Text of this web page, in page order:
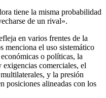
tiene la misma probabilidad
de un rival».
en varios frentes de la
menciona el uso sistemático
o políticas, la
comerciales, el
y la presión
posiciones alineadas con los